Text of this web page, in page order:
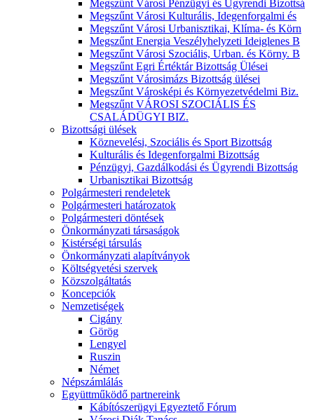
Megszűnt Városi Pénzügyi és Ügyrendi Bizottsá
Megszűnt Városi Kulturális, Idegenforgalmi és
Megszűnt Városi Urbanisztikai, Klíma- és Körn
Megszűnt Energia Veszélyhelyzeti Ideiglenes B
Megszűnt Városi Szociális, Urban. és Körny. B
Megszűnt Egri Értéktár Bizottság Ülései
Megszűnt Városimázs Bizottság ülései
Megszűnt Városképi és Környezetvédelmi Biz.
Megszűnt VÁROSI SZOCIÁLIS ÉS
CSALÁDÜGYI BIZ.
Bizottsági ülések
Köznevelési, Szociális és Sport Bizottság
Kulturális és Idegenforgalmi Bizottság
Pénzügyi, Gazdálkodási és Ügyrendi Bizottság
Urbanisztikai Bizottság
Polgármesteri rendeletek
Polgármesteri határozatok
Polgármesteri döntések
Önkormányzati társaságok
Kistérségi társulás
Önkormányzati alapítványok
Költségvetési szervek
Közszolgáltatás
Koncepciók
Nemzetiségek
Cigány
Görög
Lengyel
Ruszin
Német
Népszámlálás
Együttműködő partnereink
Kábítószerügyi Egyeztető Fórum